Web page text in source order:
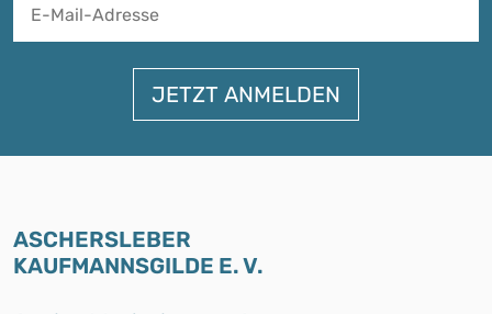
ASCHERSLEBER
KAUFMANNSGILDE E. V.